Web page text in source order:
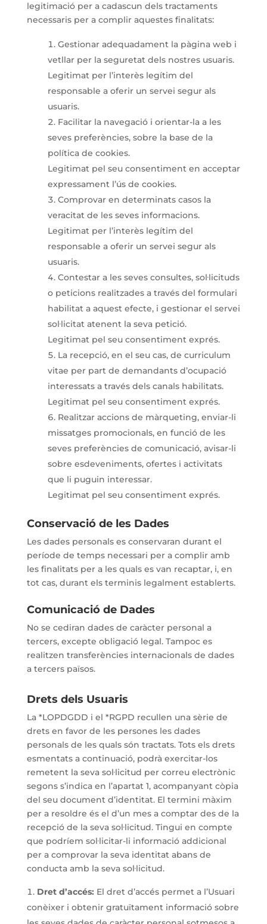
legitimació per a cadascun dels tractaments
necessaris per a complir aquestes finalitats:
Gestionar adequadament la pàgina web i
vetllar per la seguretat dels nostres usuaris.
Legitimat per l’interès legítim del
responsable a oferir un servei segur als
usuaris.
Facilitar la navegació i orientar-la a les
seves preferències, sobre la base de la
política de cookies.
Legitimat pel seu consentiment en acceptar
expressament l’ús de cookies.
Comprovar en determinats casos la
veracitat de les seves informacions.
Legitimat per l’interès legítim del
responsable a oferir un servei segur als
usuaris.
Contestar a les seves consultes, sol·licituds
o peticions realitzades a través del formulari
habilitat a aquest efecte, i gestionar el servei
sol·licitat atenent la seva petició.
Legitimat pel seu consentiment exprés.
La recepció, en el seu cas, de curriculum
vitae per part de demandants d’ocupació
interessats a través dels canals habilitats.
Legitimat pel seu consentiment exprés.
Realitzar accions de màrqueting, enviar-li
missatges promocionals, en funció de les
seves preferències de comunicació, avisar-li
sobre esdeveniments, ofertes i activitats
que li puguin interessar.
Legitimat pel seu consentiment exprés.
Conservació de les Dades
Les dades personals es conservaran durant el
període de temps necessari per a complir amb
les finalitats per a les quals es van recaptar, i, en
tot cas, durant els terminis legalment establerts.
Comunicació de Dades
No se cediran dades de caràcter personal a
tercers, excepte obligació legal. Tampoc es
realitzen transferències internacionals de dades
a tercers països.
Drets dels Usuaris
La *LOPDGDD i el *RGPD recullen una sèrie de
drets en favor de les persones les dades
personals de les quals són tractats. Tots els drets
esmentats a continuació, podrà exercitar-los
remetent la seva sol·licitud per correu electrònic
segons s’indica en l’apartat 1, acompanyant còpia
del seu document d’identitat. El termini màxim
per a resoldre és el d’un mes a comptar des de la
recepció de la seva sol·licitud. Tingui en compte
que podríem sol·licitar-li informació addicional
per a comprovar la seva identitat abans de
conducta amb la seva sol·licitud.
Dret d’accés: El dret d’accés permet a l’Usuari
conèixer i obtenir gratuïtament informació sobre